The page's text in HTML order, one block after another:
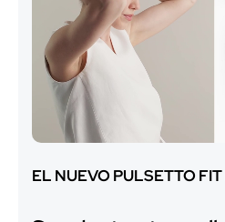
EL NUEVO PULSETTO